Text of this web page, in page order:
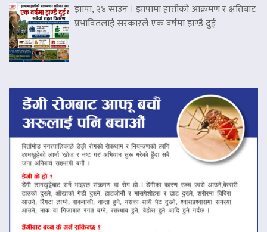
झापा, २४ साउन । झापामा हात्तीको आक्रमण र क्षतिबाट
प्रभावितलाई सरकारले एक वर्षमा झण्डै दुई